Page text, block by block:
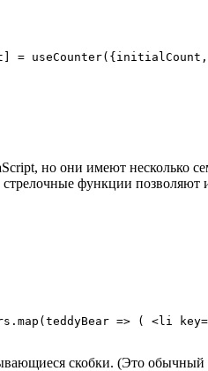
но они имеют несколько
функции
=> ( <li
скобки. (Это обычный